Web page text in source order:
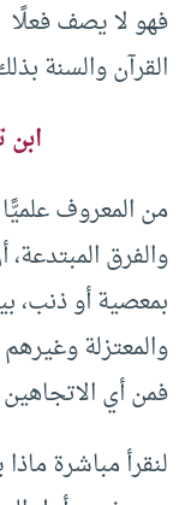
فهو لا يصف فعلًا
القرآن والسنة
ابن
من المعروف
والفرق
بمعصية أو ذنب،
والمعتزلة
فمن أي
لنقرأ مباشرة